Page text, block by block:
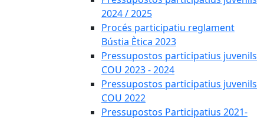
2024 / 2025
Procés participatiu reglament
Bústia Ètica 2023
Pressupostos participatius juvenils
COU 2023 - 2024
Pressupostos participatius juvenils
COU 2022
Pressupostos Participatius 2021-